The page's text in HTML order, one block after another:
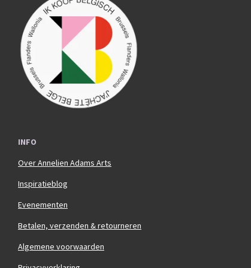
b
o
o
k
t
a
g
INFO
Over Annelien Adams Arts
Inspiratieblog
Evenementen
Betalen, verzenden & retourneren
Algemene voorwaarden